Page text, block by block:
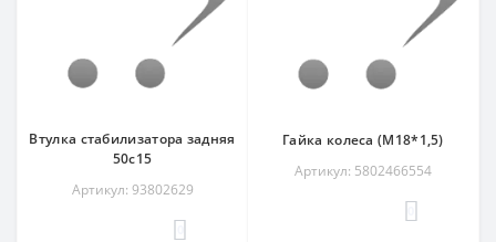
Втулка стабилизатора задняя
50c15
Артикул: 93802629
Гайка колеса (М18*1,5)
Артикул: 5802466554